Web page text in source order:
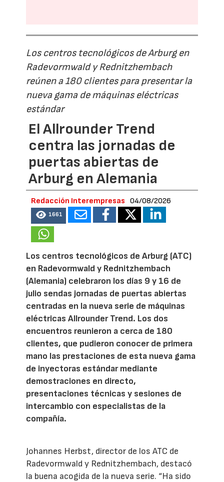
Los centros tecnológicos de Arburg en
Radevormwald y Rednitzhembach
reúnen a 180 clientes para presentar la
nueva gama de máquinas eléctricas
estándar
El Allrounder Trend
centra las jornadas de
puertas abiertas de
Arburg en Alemania
Redacción Interempresas 04/08/2026
1661
Los centros tecnológicos de Arburg (ATC)
en Radevormwald y Rednitzhembach
(Alemania) celebraron los días 9 y 16 de
julio sendas jornadas de puertas abiertas
centradas en la nueva serie de máquinas
eléctricas Allrounder Trend. Los dos
encuentros reunieron a cerca de 180
clientes, que pudieron conocer de primera
mano las prestaciones de esta nueva gama
de inyectoras estándar mediante
demostraciones en directo,
presentaciones técnicas y sesiones de
intercambio con especialistas de la
compañía.
Johannes Herbst, director de los ATC de
Radevormwald y Rednitzhembach, destacó
la buena acogida de la nueva serie. “Ha sido